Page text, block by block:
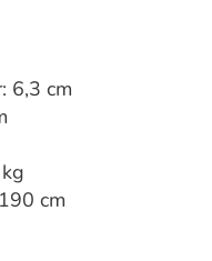
6,3 cm
cm